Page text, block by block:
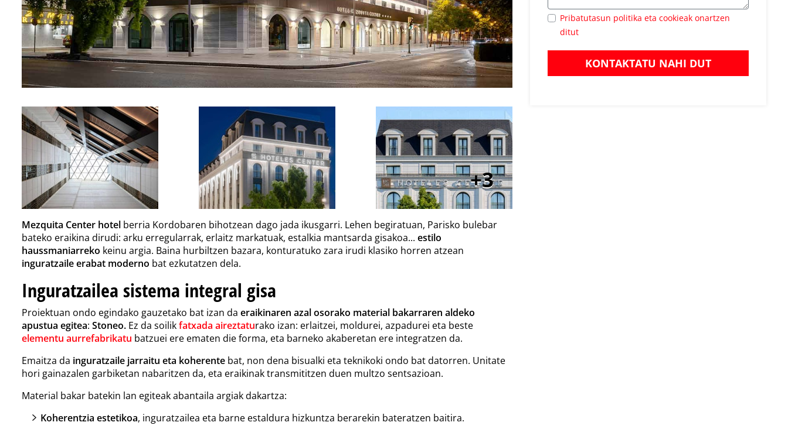
3
Mezquita Center hotel berria Kordobaren bihotzean dago jada ikusgarri. Lehen begiratuan, Parisko bulebar
bateko eraikina dirudi: arku erregularrak, erlaitz markatuak, estalkia mantsarda gisakoa... estilo
haussmaniarreko keinu argia. Baina hurbiltzen bazara, konturatuko zara irudi klasiko horren atzean
inguratzaile erabat moderno bat ezkutatzen dela.
Inguratzailea sistema integral gisa
Proiektuan ondo egindako gauzetako bat izan da eraikinaren azal osorako material bakarraren aldeko
apustua egitea: Stoneo. Ez da soilikfatxada aireztaturako izan: erlaitzei, moldurei, azpadurei eta beste
elementu aurrefabrikatu batzuei ere ematen die forma, eta barneko akaberetan ere integratzen da.
Emaitza da inguratzaile jarraitu eta koherente bat, non dena bisualki eta teknikoki ondo bat datorren. Unitate
hori gainazalen garbiketan nabaritzen da, eta eraikinak transmititzen duen multzo sentsazioan.
Material bakar batekin lan egiteak abantaila argiak dakartza:
Koherentzia estetikoa, inguratzailea eta barne estaldura hizkuntza berarekin bateratzen baitira.
Pribatutasun politika eta cookieak onartzen
ditut
KONTAKTATU NAHI DUT